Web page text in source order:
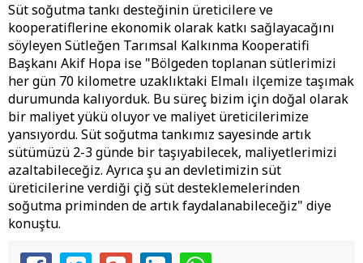
Süt soğutma tankı desteğinin üreticilere ve
kooperatiflerine ekonomik olarak katkı sağlayacağını
söyleyen Sütleğen Tarımsal Kalkınma Kooperatifi
Başkanı Akif Hopa ise "Bölgeden toplanan sütlerimizi
her gün 70 kilometre uzaklıktaki Elmalı ilçemize taşımak
durumunda kalıyorduk. Bu süreç bizim için doğal olarak
bir maliyet yükü oluyor ve maliyet üreticilerimize
yansıyordu. Süt soğutma tankımız sayesinde artık
sütümüzü 2-3 günde bir taşıyabilecek, maliyetlerimizi
azaltabileceğiz. Ayrıca şu an devletimizin süt
üreticilerine verdiği çiğ süt desteklemelerinden
soğutma priminden de artık faydalanabileceğiz" diye
konuştu.